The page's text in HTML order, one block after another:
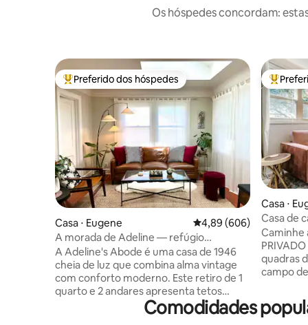
Os hóspedes concordam:
Entre os melhores preferidos dos hóspedes
Preferido dos hóspedes
Casa ⋅ Eugene 4,89 de uma avaliação
4,89 (606)
A morada de Adeline — refúgio
moderno com charme atemporal
A Adeline's Abode é uma casa de 1946
cheia de luz que combina alma vintage
com conforto moderno. Este retiro de 1
quarto e 2 andares apresenta tetos
abobadados, clarabóias, pisos aquecidos
e madeira de lei em toda a propriedade
Entre
Casa ⋅
Casa de
Caminhe
quadras
campo
quintal
Comodidades